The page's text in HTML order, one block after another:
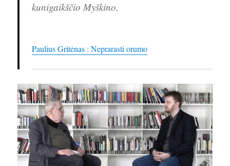
kunigaikščio Myškino.
Paulius Gritėnas : Neprarasti orumo